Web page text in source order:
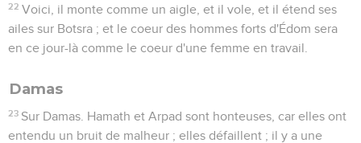
22 Voici, il monte comme un aigle, et il vole, et il étend ses
ailes sur Botsra ; et le coeur des hommes forts d'Édom sera
en ce jour-là comme le coeur d'une femme en travail.
Damas
23 Sur Damas. Hamath et Arpad sont honteuses, car elles ont
entendu un bruit de malheur ; elles défaillent ; il y a une